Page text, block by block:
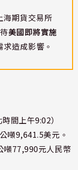
海期貨交易所
美國即將實施
造成影響。
間上午9:02）
噸9,641.5美元。
噸77,990元人民幣